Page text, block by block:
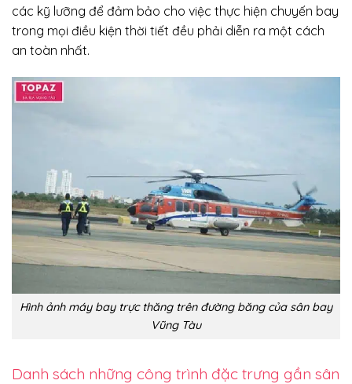
các kỹ lưỡng để đảm bảo cho việc thực hiện chuyến bay
trong mọi điều kiện thời tiết đều phải diễn ra một cách
an toàn nhất.
Hình ảnh máy bay trực thăng trên đường băng của sân bay
Vũng Tàu
Danh sách những công trình đặc trưng gần sân